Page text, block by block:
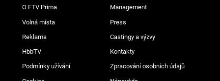
O FTV Prima Management
Volná místa Press
Reklama Castingy a výzvy
HbbTV Kontakty
Podmínky užívání Zpracování osobních údajů